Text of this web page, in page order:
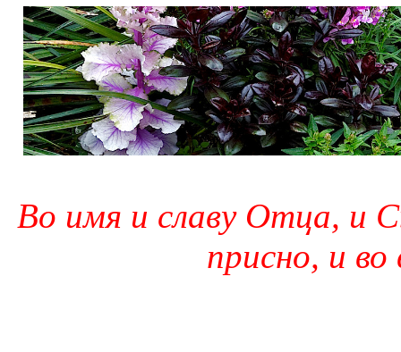
Во имя и славу Отца, и
присно, и во